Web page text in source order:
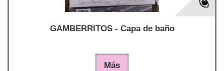
GAMBERRITOS - Capa de baño
Más